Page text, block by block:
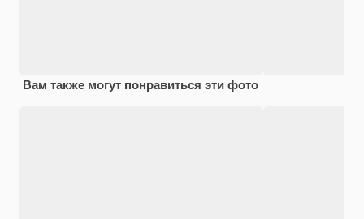
Вам также могут понравиться эти фото